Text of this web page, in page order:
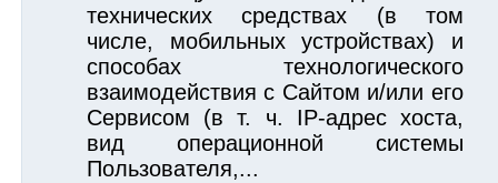
технических средствах (в том
числе, мобильных устройствах) и
способах технологического
взаимодействия с Сайтом и/или его
Сервисом (в т. ч. IP-адрес хоста,
вид операционной системы
Пользователя,...